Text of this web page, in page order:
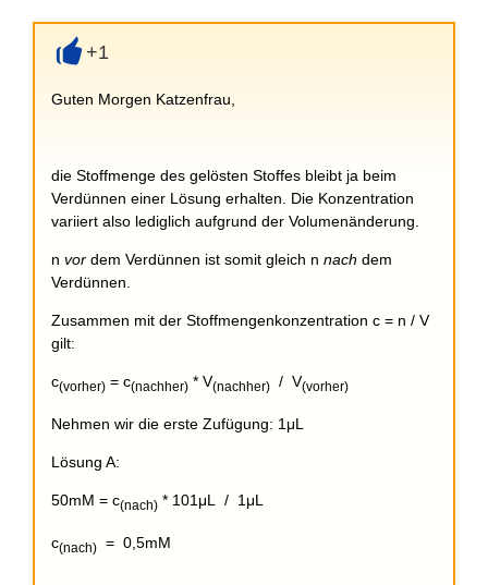
+1
Guten Morgen Katzenfrau,
die Stoffmenge des gelösten Stoffes bleibt ja beim
Verdünnen einer Lösung erhalten. Die Konzentration
variiert also lediglich aufgrund der Volumenänderung.
n vor dem Verdünnen ist somit gleich n nach dem
Verdünnen.
Zusammen mit der Stoffmengenkonzentration c = n / V
gilt:
c(vorher) = c(nachher) * V(nachher) / V(vorher)
Nehmen wir die erste Zufügung: 1μL
Lösung A:
50mM = c(nach) * 101μL / 1μL
c(nach) = 0,5mM